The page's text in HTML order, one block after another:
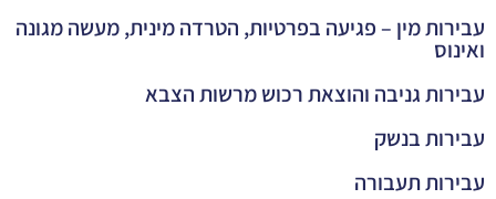
עבירות מין – פגיעה בפרטיות, הטרדה מינית, מעשה מגונה
ואינוס
עבירות גניבה והוצאת רכוש מרשות הצבא
עבירות בנשק
עבירות תעבורה